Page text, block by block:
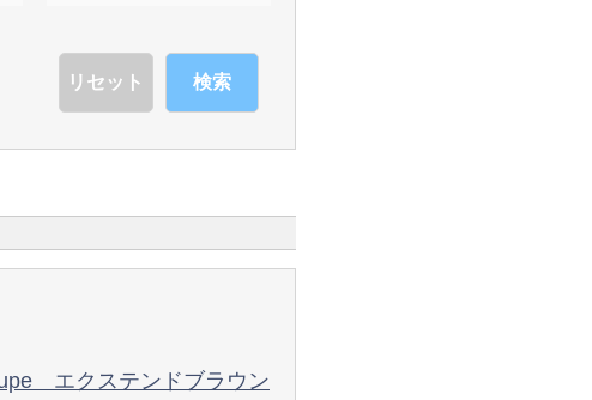
検索
エクステンドブラウン